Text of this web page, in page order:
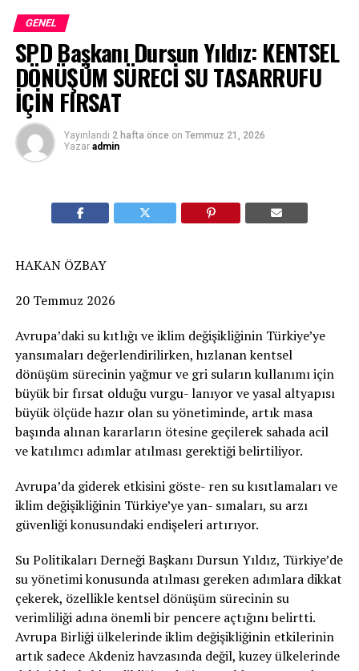
GENEL
SPD Başkanı Dursun Yıldız: KENTSEL
DÖNÜŞÜM SÜRECİ SU TASARRUFU
İÇİN FIRSAT
Yayınlandı 2 hafta önce on Temmuz 21, 2026
Yazar admin
HAKAN ÖZBAY
20 Temmuz 2026
Avrupa’daki su kıtlığı ve iklim değişikliğinin Türkiye’ye
yansımaları değerlendirilirken, hızlanan kentsel
dönüşüm sürecinin yağmur ve gri suların kullanımı için
büyük bir fırsat olduğu vurgu- lanıyor ve yasal altyapısı
büyük ölçüde hazır olan su yönetiminde, artık masa
başında alınan kararların ötesine geçilerek sahada acil
ve katılımcı adımlar atılması gerektiği belirtiliyor.
Avrupa’da giderek etkisini göste- ren su kısıtlamaları ve
iklim değişikliğinin Türkiye’ye yan- sımaları, su arzı
güvenliği konusundaki endişeleri artırıyor.
Su Politikaları Derneği Başkanı Dursun Yıldız, Türkiye’de
su yönetimi konusunda atılması gereken adımlara dikkat
çekerek, özellikle kentsel dönüşüm sürecinin su
verimliliği adına önemli bir pencere açtığını belirtti.
Avrupa Birliği ülkelerinde iklim değişikliğinin etkilerinin
artık sadece Akdeniz havzasında değil, kuzey ülkelerinde